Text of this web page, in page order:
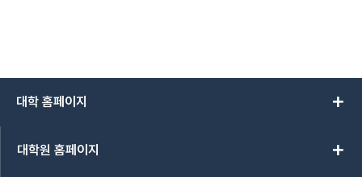
대학 홈페이지 add
대학원 홈페이지 add